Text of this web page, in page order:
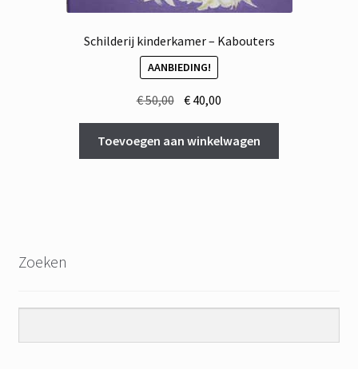
Schilderij kinderkamer – Kabouters
AANBIEDING!
€50,00 Oorspronkelijke
prijs
was:
€ 50,00.
€ 40,00
prijs
is:
€ 40,00.
Toevoegen aan winkelwagen
Zoeken